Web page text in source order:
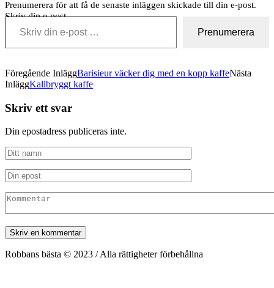
Prenumerera för att få de senaste inläggen skickade till din e-post.
Skriv din e-post …
Prenumerera
Föregående InläggBarisieur väcker dig med en kopp kaffeNästa
InläggKallbryggt kaffe
Skriv ett svar
Din epostadress publiceras inte.
Robbans bästa © 2023 / Alla rättigheter förbehållna